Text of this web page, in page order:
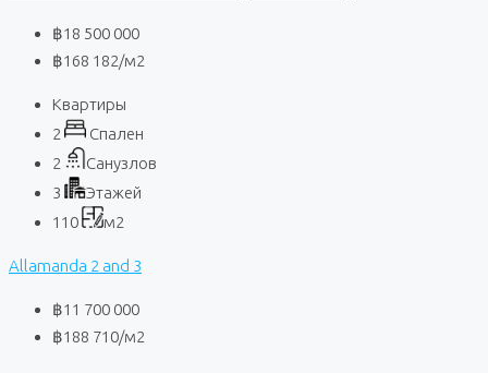
฿18 500 000
฿168 182/м2
Квартиры
2
Спален
2
Санузлов
3
Этажей
110
м2
Allamanda 2 and 3
฿11 700 000
฿188 710/м2